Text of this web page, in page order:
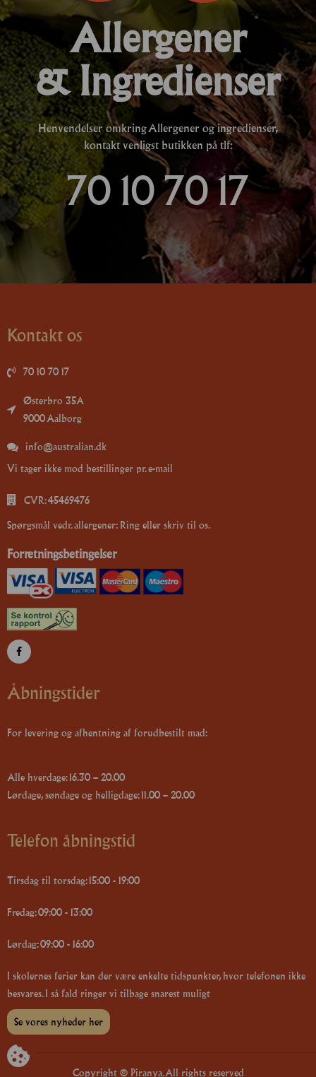
Allergener
& Ingredienser
Henvendelser omkring Allergener og ingredienser,
kontakt venligst butikken på tlf:
70 10 70 17
Kontakt os
70 10 70 17
Østerbro 35A
9000 Aalborg
info@australian.dk
Vi tager ikke mod bestillinger pr. e-mail
CVR: 45469476
Spørgsmål vedr. allergener: Ring eller skriv til os.
Forretningsbetingelser
Åbningstider
For levering og afhentning af forudbestilt mad:
Alle hverdage: 16.30 – 20.00
Lørdage, søndage og helligdage: 11.00 – 20.00
Telefon åbningstid
Tirsdag til torsdag: 15:00 - 19:00
Fredag: 09:00 - 13:00
Lørdag: 09:00 - 16:00
I skolernes ferier kan der være enkelte tidspunkter, hvor telefonen ikke
besvares. I så fald ringer vi tilbage snarest muligt
Se vores nyheder her
Copyright © Piranya. All rights reserved